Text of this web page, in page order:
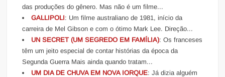
das produções do gênero. Mas não é um filme...
GALLIPOLI: Um filme australiano de 1981, início da
carreira de Mel Gibson e com o ótimo Mark Lee. Direção...
UN SECRET (UM SEGREDO EM FAMÍLIA): Os franceses
têm um jeito especial de contar histórias da época da
Segunda Guerra Mais ainda quando tratam...
UM DIA DE CHUVA EM NOVA IORQUE: Já dizia alguém